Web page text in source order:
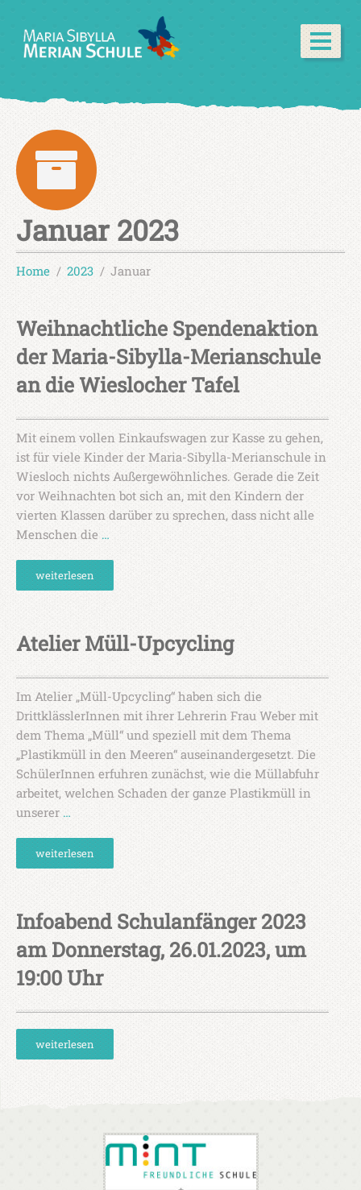
Januar 2023
Home 2023 Januar
Weihnachtliche Spendenaktion
der Maria-Sibylla-Merianschule
an die Wieslocher Tafel
Mit einem vollen Einkaufswagen zur Kasse zu gehen,
ist für viele Kinder der Maria-Sibylla-Merianschule in
Wiesloch nichts Außergewöhnliches. Gerade die Zeit
vor Weihnachten bot sich an, mit den Kindern der
vierten Klassen darüber zu sprechen, dass nicht alle
Menschen die …
weiterlesen
Atelier Müll-Upcycling
Im Atelier „Müll-Upcycling“ haben sich die
DrittklässlerInnen mit ihrer Lehrerin Frau Weber mit
dem Thema „Müll“ und speziell mit dem Thema
„Plastikmüll in den Meeren“ auseinandergesetzt. Die
SchülerInnen erfuhren zunächst, wie die Müllabfuhr
arbeitet, welchen Schaden der ganze Plastikmüll in
unserer …
weiterlesen
Infoabend Schulanfänger 2023
am Donnerstag, 26.01.2023, um
19:00 Uhr
weiterlesen